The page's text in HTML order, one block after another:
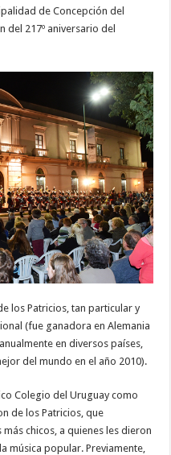
de Concepción del
del 217º aniversario del
los Patricios, tan particular y
(fue ganadora en Alemania
en diversos países,
del mundo en el año 2010).
Colegio del Uruguay como
de los Patricios, que
chicos, a quienes les dieron
música popular. Previamente,